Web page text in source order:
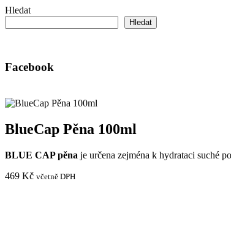
Hledat
Hledat
Facebook
BlueCap Pěna 100ml
BLUE CAP pěna je určena zejména k hydrataci suché
469 Kč včetně DPH